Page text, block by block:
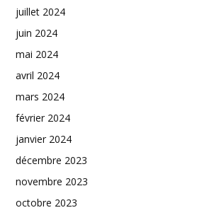
juillet 2024
juin 2024
mai 2024
avril 2024
mars 2024
février 2024
janvier 2024
décembre 2023
novembre 2023
octobre 2023